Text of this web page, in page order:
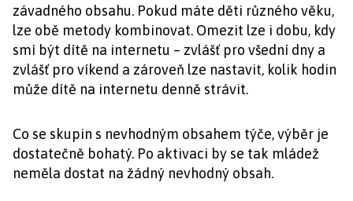
závadného obsahu. Pokud máte děti různého věku,
lze obě metody kombinovat. Omezit lze i dobu, kdy
smí být dítě na internetu – zvlášť pro všední dny a
zvlášť pro víkend a zároveň lze nastavit, kolik hodin
může dítě na internetu denně strávit.
Co se skupin s nevhodným obsahem týče, výběr je
dostatečně bohatý. Po aktivaci by se tak mládež
neměla dostat na žádný nevhodný obsah.